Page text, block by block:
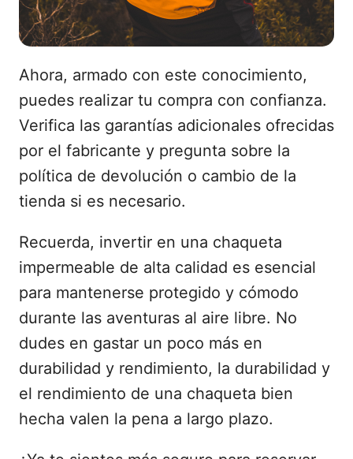
Ahora, armado con este conocimiento,
puedes realizar tu compra con confianza.
Verifica las garantías adicionales ofrecidas
por el fabricante y pregunta sobre la
política de devolución o cambio de la
tienda si es necesario.
Recuerda, invertir en una chaqueta
impermeable de alta calidad es esencial
para mantenerse protegido y cómodo
durante las aventuras al aire libre. No
dudes en gastar un poco más en
durabilidad y rendimiento, la durabilidad y
el rendimiento de una chaqueta bien
hecha valen la pena a largo plazo.